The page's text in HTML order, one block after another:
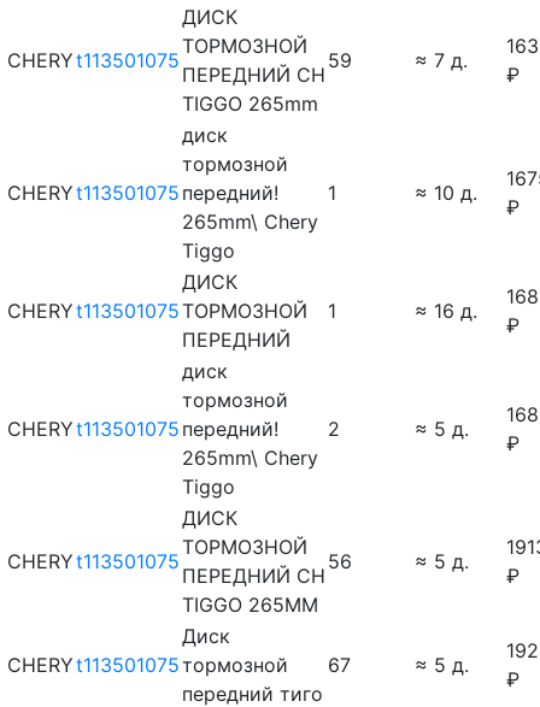
CHERYt113501075
ДИСК
ТОРМОЗНОЙ
ПЕРЕДНИЙ CH
TIGGO 265mm
59 ≈ 7 д.
₽
CHERYt113501075
диск
тормозной
передний!
265mm\ Chery
Tiggo
1 ≈ 10 д.
₽
CHERYt113501075
ДИСК
ТОРМОЗНОЙ
ПЕРЕДНИЙ
1 ≈ 16 д.
₽
CHERYt113501075
диск
тормозной
передний!
265mm\ Chery
Tiggo
2 ≈ 5 д.
₽
CHERYt113501075
ДИСК
ТОРМОЗНОЙ
ПЕРЕДНИЙ CH
TIGGO 265MM
56 ≈ 5 д.
₽
CHERYt113501075
Диск
тормозной
передний тиго
67 ≈ 5 д.
₽